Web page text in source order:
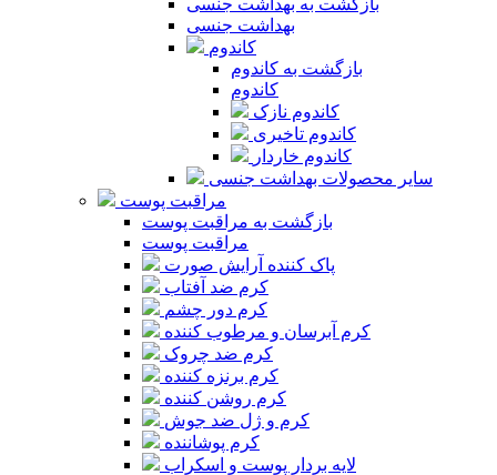
بهداشت جنسی
کاندوم
بازگشت به کاندوم
کاندوم
کاندوم نازک
کاندوم تاخیری
کاندوم خاردار
سایر محصولات بهداشت جنسی
مراقبت پوست
بازگشت به مراقبت پوست
مراقبت پوست
پاک کننده آرایش صورت
کرم ضد آفتاب
کرم دور چشم
کرم آبرسان و مرطوب کننده
کرم ضد چروک
کرم برنزه کننده
کرم روشن کننده
کرم و ژل ضد جوش
کرم پوشاننده
لایه بردار پوست و اسکراب